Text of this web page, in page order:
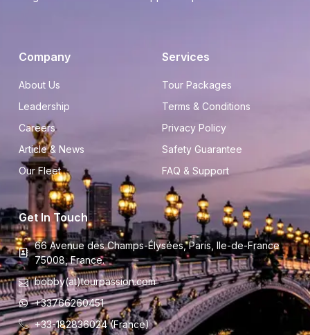
Company
About Us
Leadership
Careers
Article & News
Our Fleet
Services
Tour Packages
Terms & Conditions
Privacy Policy
Safety Guarantee
FAQ & Support
Get In Touch
66 Avenue des Champs-Élysées, Paris, Ile-de-France
75008, France.
bobby(at)tourpassion.com
+33766260451
+33-182836024 (France)